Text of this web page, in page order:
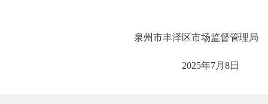
泉州市丰泽区市场监督管理局
2025年7月8日